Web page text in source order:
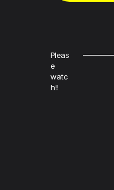
Pleas
e
watc
h!!